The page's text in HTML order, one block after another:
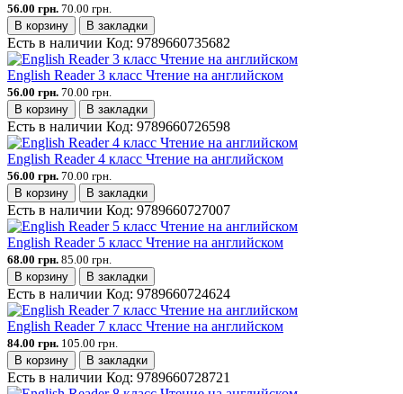
56.00 грн. 70.00 грн.
В корзину
В закладки
Есть в наличии Код: 9789660735682
English Reader 3 класс Чтение на английском
56.00 грн. 70.00 грн.
В корзину
В закладки
Есть в наличии Код: 9789660726598
English Reader 4 класс Чтение на английском
56.00 грн. 70.00 грн.
В корзину
В закладки
Есть в наличии Код: 9789660727007
English Reader 5 класс Чтение на английском
68.00 грн. 85.00 грн.
В корзину
В закладки
Есть в наличии Код: 9789660724624
English Reader 7 класс Чтение на английском
84.00 грн. 105.00 грн.
В корзину
В закладки
Есть в наличии Код: 9789660728721